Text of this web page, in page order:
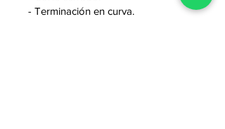
- Terminación en curva.